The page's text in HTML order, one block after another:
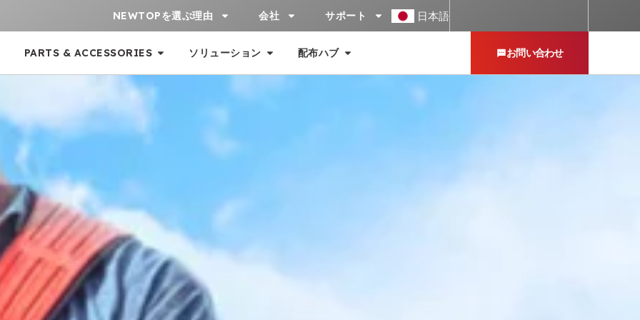
NEWTOPを選ぶ理由 会社 サポート 日本語
PARTS & ACCESSORIES ソリューション 配布ハブ お問い合わせ